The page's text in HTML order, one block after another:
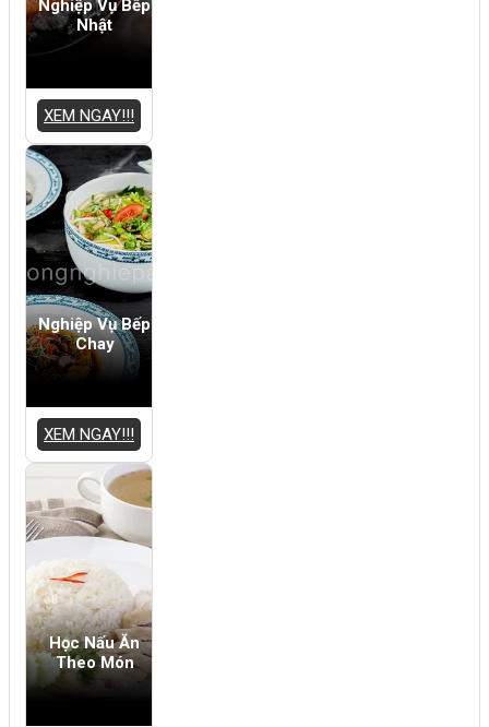
Nghiệp Vụ Bếp
Nhật
XEM NGAY!!!
Nghiệp Vụ Bếp
Chay
XEM NGAY!!!
Học Nấu Ăn
Theo Món